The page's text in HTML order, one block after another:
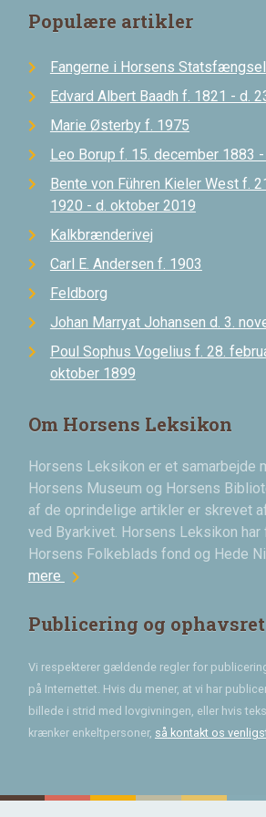
Populære artikler
Fangerne i Horsens Statsfængsel
Edvard Albert Baadh f. 1821 - d.
Marie Østerby f. 1975
Leo Borup f. 15. december 1883 -
Bente von Führen Kieler West f.
1920 - d. oktober 2019
Kalkbrænderivej
Carl E. Andersen f. 1903
Feldborg
Johan Marryat Johansen d. 3.
Poul Sophus Vogelius f. 28.
oktober 1899
Om Horsens Leksikon
Horsens Leksikon er et samarbejde
Horsens Museum og Horsens
af de oprindelige artikler er skrevet
ved Byarkivet. Horsens Leksikon
Horsens Folkeblads fond og Hede
mere chevron_right
Publicering og ophavsret
Vi respekterer gældende regler for
på Internettet. Hvis du mener, at vi har
billede i strid med lovgivningen, eller hvis
krænker enkeltpersoner, så kontakt os